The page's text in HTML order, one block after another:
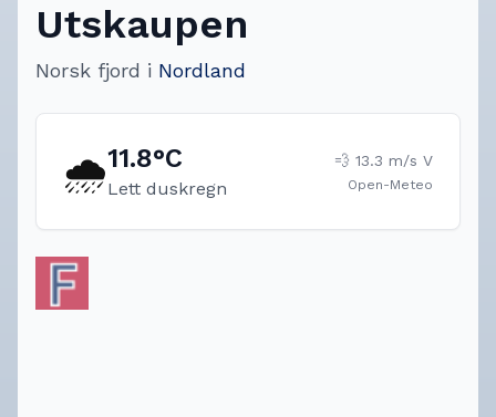
Utskaupen
Norsk fjord i Nordland
🌧️11.8°C
Lett duskregn
💨 13.3 m/s V
Open-Meteo